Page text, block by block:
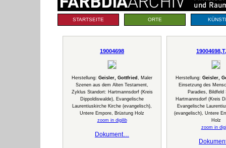
Sektionen
STARTSEITE ORTE
19004698
Herstellung: Geisler, Gottfried , Maler
Szenen aus dem Alten Testament,
Zyklus Standort: Hartmannsdorf (Kreis
Dippoldiswalde), Evangelische
Laurentiuskirche Kirche (evangelisch),
Untere Empore, Brüstung Holz
zoom in digilib
Dokument…
Herstellung: Geisler,
Einsetzung des
Paradies, Bildfeld
Hartmannsdorf (Kreis
Evangelische
(evangelisch), Untere
Holz
zoom in